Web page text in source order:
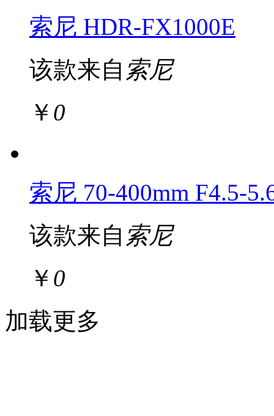
索尼 HDR-FX1000E
该款来自 索尼
￥ 0
索尼 70-400mm F4.5-
该款来自 索尼
￥ 0
加载更多